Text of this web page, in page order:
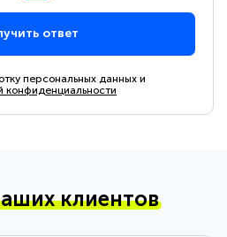
ответ
персональных данных и
конфиденциальности
клиентов